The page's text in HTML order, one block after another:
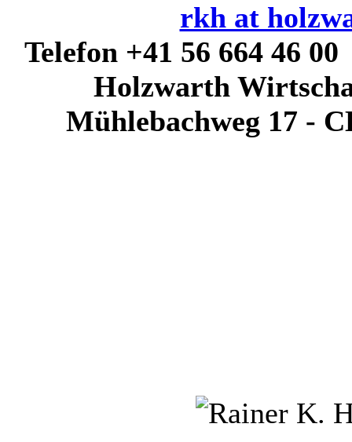
rkh at
Telefon +41 56 664 46
Holzwarth
Mühlebachweg 17 -